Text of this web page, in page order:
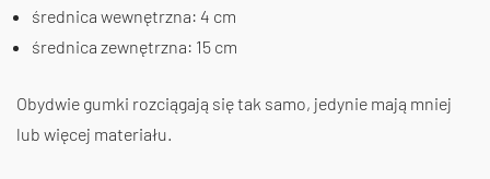
średnica wewnętrzna: 4 cm
średnica zewnętrzna: 15 cm
Obydwie gumki rozciągają się tak samo, jedynie mają mniej
lub więcej materiału.